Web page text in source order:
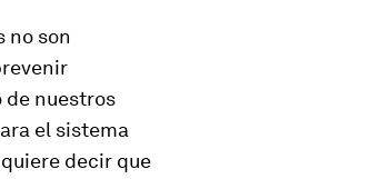
no son
nuestros
el sistema
decir que